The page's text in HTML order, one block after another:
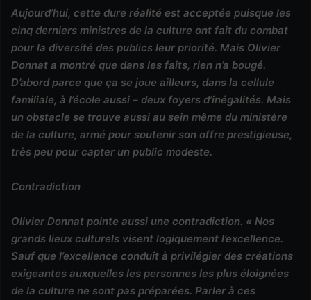
Aujourd’hui, cette dure réalité est acceptée puisque les
cinq derniers ministres de la culture ont fait du combat
pour la diversité des publics leur priorité. Mais Olivier
Donnat a montré que dans les faits, rien n’a bougé.
D’abord parce que ça se joue ailleurs, dans la cellule
familiale, à l’école aussi – deux foyers d’inégalités. Mais
un obstacle se trouve aussi au sein même du ministère
de la culture, armé pour soutenir son offre prestigieuse,
très peu pour capter un public modeste.
Contradiction
Olivier Donnat pointe aussi une contradiction. « Nos
grands lieux culturels visent logiquement l’excellence.
Sauf que l’excellence conduit à privilégier des créations
exigeantes auxquelles les personnes les plus éloignées
de la culture ne sont pas préparées. Parler à ces